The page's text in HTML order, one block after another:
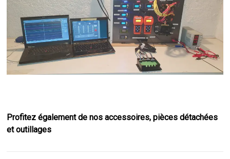
Profitez également de nos accessoires, pièces détachées
et outillages